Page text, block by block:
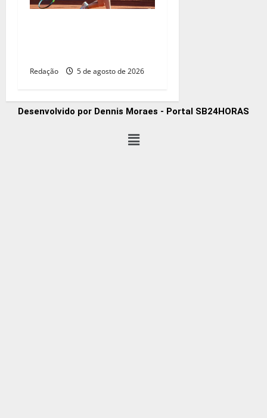
Redação 5 de agosto de 2026
Desenvolvido por Dennis Moraes - Portal SB24HORAS